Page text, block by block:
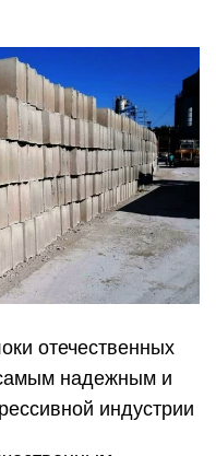
отечественных
надежным и
индустрии